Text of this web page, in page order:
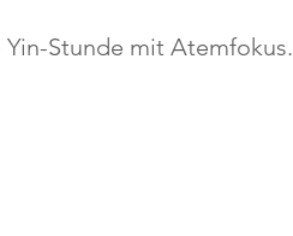
Stunde mit Atemfokus.